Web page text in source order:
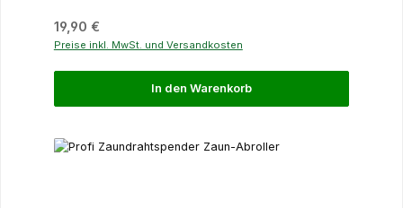
Regulärer Preis:
19,90 €
Preise inkl. MwSt. und Versandkosten
In den Warenkorb